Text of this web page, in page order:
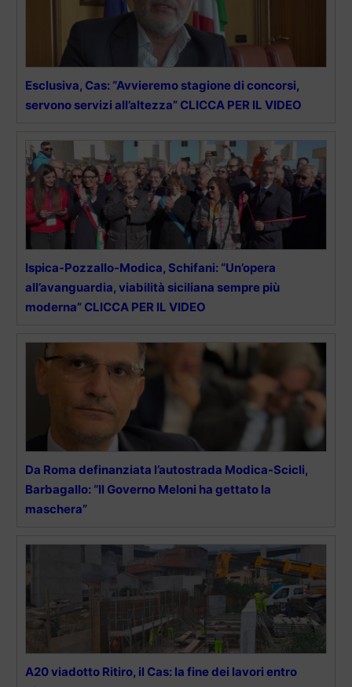
Esclusiva, Cas: “Avvieremo stagione di concorsi,
servono servizi all’altezza” CLICCA PER IL VIDEO
Ispica-Pozzallo-Modica, Schifani: “Un’opera
all’avanguardia, viabilità siciliana sempre più
moderna” CLICCA PER IL VIDEO
Da Roma definanziata l’autostrada Modica-Scicli,
Barbagallo: “Il Governo Meloni ha gettato la
maschera”
A20 viadotto Ritiro, il Cas: la fine dei lavori entro